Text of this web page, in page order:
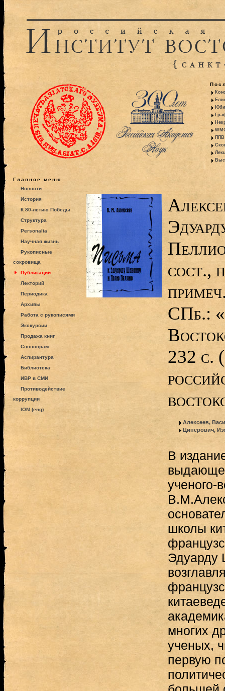
ППВ
Главное меню
Новости
История
К 80-летию Победы
Структура
Personalia
Научная жизнь
Рукописные
сокровища
Публикации
Лекторий
Периодика
Архивы
Работа с рукописями
Экскурсии
Продажа книг
Спонсорам
Аспирантура
Библиотека
ИВР в СМИ
Противодействие
коррупции
IOM (eng)
сост.,
СПб.:
232 с.
Алексеев,
Циперович,
В
ученого-
школы
Эдуарду
многих
ученых,
первую